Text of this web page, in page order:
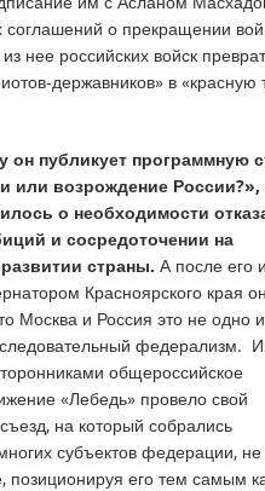
соглашений о прекращении
нее российских войск
державников» в «красную
он публикует программную
или возрождение России?»,
о необходимости
и сосредоточении на
страны. А после его
Красноярского края
Москва и Россия это не одно
федерализм.
общероссийское
«Лебедь» провело свой
на который собрались
субъектов федерации,
позиционируя его тем самым